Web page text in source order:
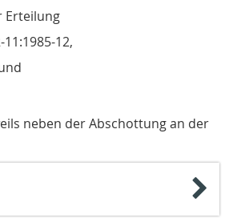
Erteilung
12,
neben der Abschottung an der